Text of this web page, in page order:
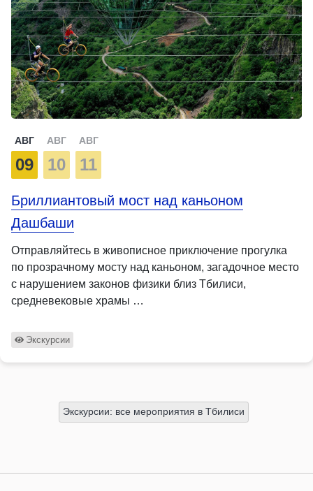
АВГ
09
АВГ
10
АВГ
11
Бриллиантовый мост над каньоном
Дашбаши
Отправляйтесь в живописное приключение прогулка
по прозрачному мосту над каньоном, загадочное место
с нарушением законов физики близ Тбилиси,
средневековые храмы …
Экскурсии
Экскурсии: все мероприятия в Тбилиси